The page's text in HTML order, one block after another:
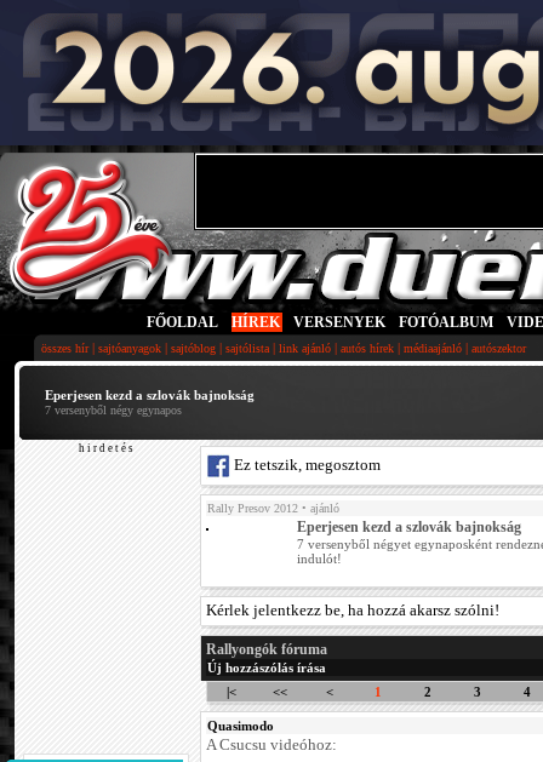
FŐOLDAL HÍREK VERSENYEK FOTÓALBUM
összes hír| sajtóanyagok | sajtóblog | sajtólista | link ajánló | autós hírek | médiaajánló | autószektor
Eperjesen kezd a szlovák bajnokság
7 versenyből négy egynapos
h i r d e t é s
Ez tetszik, megosztom
Rally Presov 2012 • ajánló
Eperjesen kezd a szlovák bajnokság
7 versenyből négyet egynaposként
indulót!
Kérlek jelentkezz be, ha hozzá akarsz szólni!
Rallyongók fóruma
Új hozzászólás írása
|<
<< < 1 2 3 4
Quasimodo
A Csucsu videóhoz: